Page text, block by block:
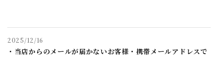
2025/12/16
・当店からのメールが届かないお客様・携帯メールアドレスで